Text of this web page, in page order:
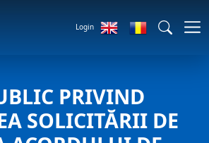
Login
PRIVIND
SOLICITĂRII DE